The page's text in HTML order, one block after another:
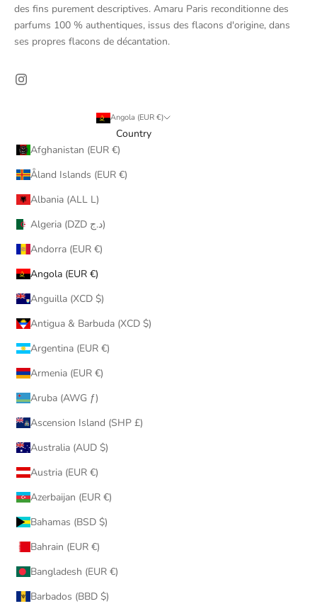
des fins purement descriptives. Amaru Paris reconditionne des
parfums 100 % authentiques, issus des flacons d'origine, dans
ses propres flacons de décantation.
Angola (EUR €)
Country
Afghanistan (EUR €)
Åland Islands (EUR €)
Albania (ALL L)
Algeria (DZD د.ج)
Andorra (EUR €)
Angola (EUR €)
Anguilla (XCD $)
Antigua & Barbuda (XCD $)
Argentina (EUR €)
Armenia (EUR €)
Aruba (AWG ƒ)
Ascension Island (SHP £)
Australia (AUD $)
Austria (EUR €)
Azerbaijan (EUR €)
Bahamas (BSD $)
Bahrain (EUR €)
Bangladesh (EUR €)
Barbados (BBD $)